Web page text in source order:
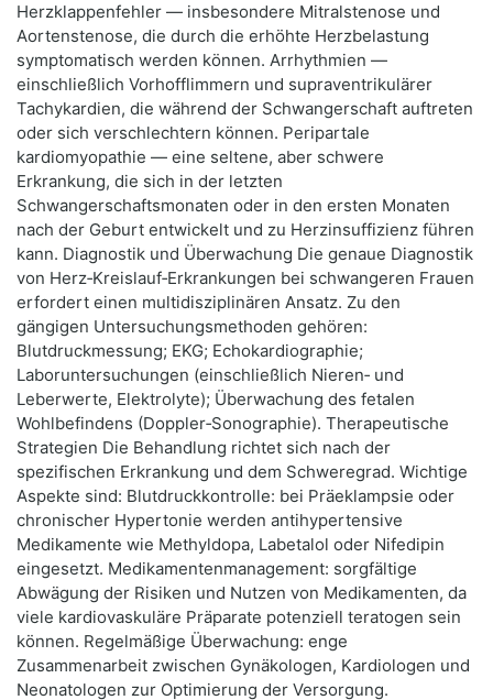
Herzklappenfehler — insbesondere Mitralstenose und
Aortenstenose, die durch die erhöhte Herzbelastung
symptomatisch werden können. Arrhythmien —
einschließlich Vorhofflimmern und supraventrikulärer
Tachykardien, die während der Schwangerschaft auftreten
oder sich verschlechtern können. Peripartale
kardiomyopathie — eine seltene, aber schwere
Erkrankung, die sich in der letzten
Schwangerschaftsmonaten oder in den ersten Monaten
nach der Geburt entwickelt und zu Herzinsuffizienz führen
kann. Diagnostik und Überwachung Die genaue Diagnostik
von Herz‑Kreislauf‑Erkrankungen bei schwangeren Frauen
erfordert einen multidisziplinären Ansatz. Zu den
gängigen Untersuchungsmethoden gehören:
Blutdruckmessung; EKG; Echokardiographie;
Laboruntersuchungen (einschließlich Nieren‑ und
Leberwerte, Elektrolyte); Überwachung des fetalen
Wohlbefindens (Doppler‑Sonographie). Therapeutische
Strategien Die Behandlung richtet sich nach der
spezifischen Erkrankung und dem Schweregrad. Wichtige
Aspekte sind: Blutdruckkontrolle: bei Präeklampsie oder
chronischer Hypertonie werden antihypertensive
Medikamente wie Methyldopa, Labetalol oder Nifedipin
eingesetzt. Medikamentenmanagement: sorgfältige
Abwägung der Risiken und Nutzen von Medikamenten, da
viele kardiovaskuläre Präparate potenziell teratogen sein
können. Regelmäßige Überwachung: enge
Zusammenarbeit zwischen Gynäkologen, Kardiologen und
Neonatologen zur Optimierung der Versorgung.